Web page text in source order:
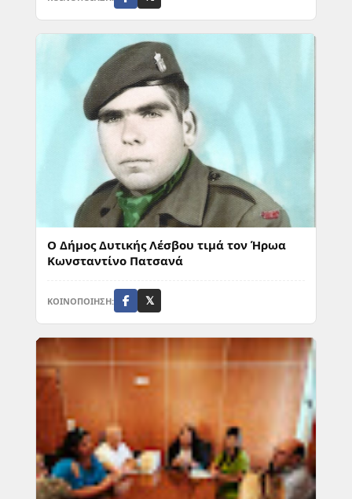
Ο Δήμος Δυτικής Λέσβου τιμά τον Ήρωα
Κωνσταντίνο Πατσανά
ΚΟΙΝΟΠΟΙΗΣΗ: 𝕏